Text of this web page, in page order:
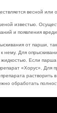
весной или
известью.
и появления
от парши,
нему. Для
Если парша
«Хорус». Для
растворить
обработать